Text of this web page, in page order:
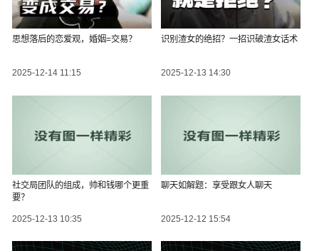
思想落后的恋爱观，婚姻=交易？
2025-12-14 11:15
识别渣女的绝招？一招识破渣女话术
2025-12-13 14:30
社交局团队的组成，帅和钱哪个更重
要？
2025-12-13 10:35
聊天如解题：享受跟女人聊天
2025-12-12 15:54